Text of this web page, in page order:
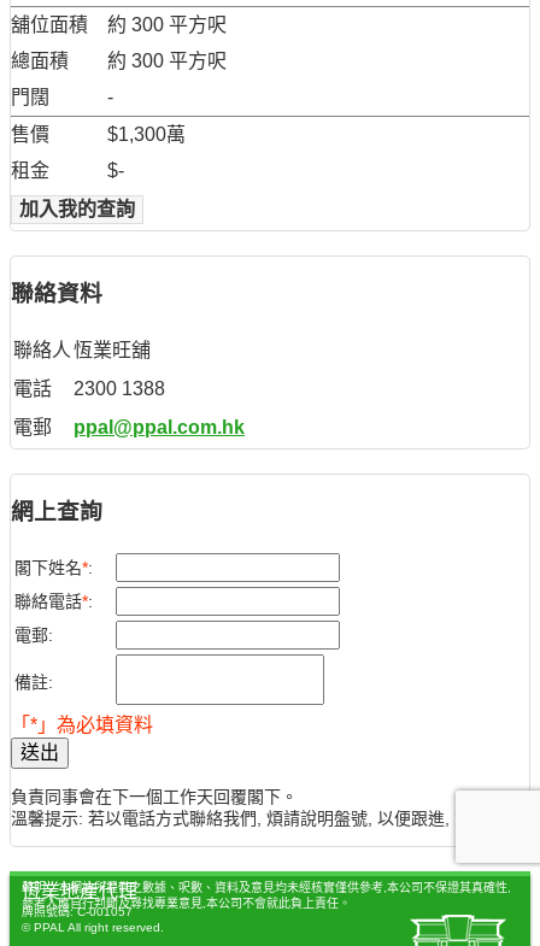
舖位面積
約 300 平方呎
總面積
約 300 平方呎
門闊
-
售價
$1,300萬
租金
$-
加入我的查詢
聯絡資料
聯絡人 恆業旺舖
電話
2300 1388
電郵
ppal@ppal.com.hk
網上查詢
閣下姓名*:
聯絡電話*:
電郵:
備註:
「*」為必填資料
送出
負責同事會在下一個工作天回覆閣下。
溫馨提示: 若以電話方式聯絡我們, 煩請說明盤號, 以便跟進, 謝謝。
聲明：本網站所提供之數據、呎數、資料及意見均未經核實僅供參考,本公司不保證其真確性,
參考人應自行判斷及尋找專業意見,本公司不會就此負上責任。
恆業地產代理
牌照號碼: C-001057
© PPAL All right reserved.